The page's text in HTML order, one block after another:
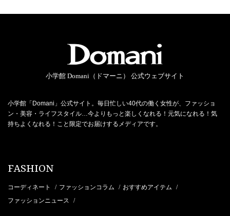
小学館 Domani（ドマーニ） 公式ウェブサイト
小学館「Domani」公式サイト。毎日忙しい40代の働く女性が、ファッショ
ン・美容・ライフスタイル…今よりもっと楽しくなれる！元気になれる！気
持ちよくなれる！こと限定でお届けするメディアです。
FASHION
コーディネート / ファッションコラム / おすすめアイテム /
ファッションニュース /